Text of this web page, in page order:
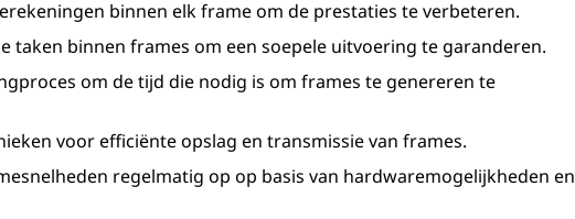
binnen elk frame om de prestaties te verbeteren.
taken binnen frames om een ​​soepele uitvoering te garanderen.
om de tijd die nodig is om frames te genereren te
voor efficiënte opslag en transmissie van frames.
regelmatig op op basis van hardwaremogelijkheden en